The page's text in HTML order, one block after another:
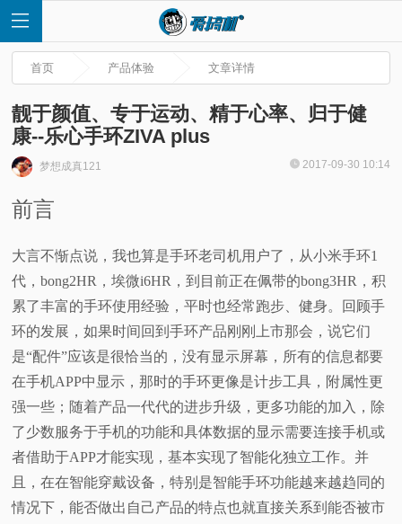
首
页
快
讯
评
测
视
频
首页 产品体验 文章详情
靓于颜值、专于运动、精于心率、归于健
康--乐心手环ZIVA plus
梦想成真121 2017-09-30 10:14
前言
大言不惭点说，我也算是手环老司机用户了，从小米手环1
代，bong2HR，埃微i6HR，到目前正在佩带的bong3HR，积
累了丰富的手环使用经验，平时也经常跑步、健身。回顾手
环的发展，如果时间回到手环产品刚刚上市那会，说它们
是“配件”应该是很恰当的，没有显示屏幕，所有的信息都要
在手机APP中显示，那时的手环更像是计步工具，附属性更
强一些；随着产品一代代的进步升级，更多功能的加入，除
了少数服务于手机的功能和具体数据的显示需要连接手机或
者借助于APP才能实现，基本实现了智能化独立工作。并
且，在在智能穿戴设备，特别是智能手环功能越来越趋同的
情况下，能否做出自己产品的特点也就直接关系到能否被市